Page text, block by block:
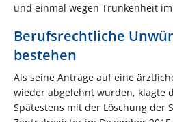
und einmal wegen Trunkenheit
Berufsrechtliche
bestehen
Als seine Anträge auf eine
wieder abgelehnt wurden, klagte
Spätestens mit der Löschung der